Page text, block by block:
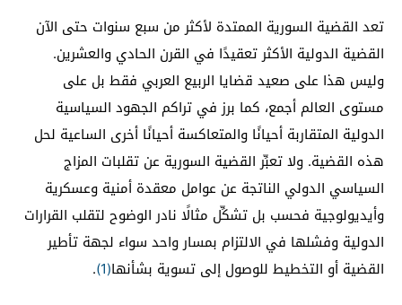
تعد القضية السورية الممتدة لأكثر من سبع سنوات حتى الآن
القضية الدولية الأكثر تعقيدًا في القرن الحادي والعشرين.
وليس هذا على صعيد قضايا الربيع العربي فقط بل على
مستوى العالم أجمع، كما برز في تراكم الجهود السياسية
الدولية المتقاربة أحيانًا والمتعاكسة أحيانًا أخرى الساعية لحل
هذه القضية. ولا تعبِّر القضية السورية عن تقلبات المزاج
السياسي الدولي الناتجة عن عوامل معقدة أمنية وعسكرية
وأيديولوجية فحسب بل تشكِّل مثالًا نادر الوضوح لتقلب القرارات
الدولية وفشلها في الالتزام بمسار واحد سواء لجهة تأطير
القضية أو التخطيط للوصول إلى تسوية بشأنها(1)
.